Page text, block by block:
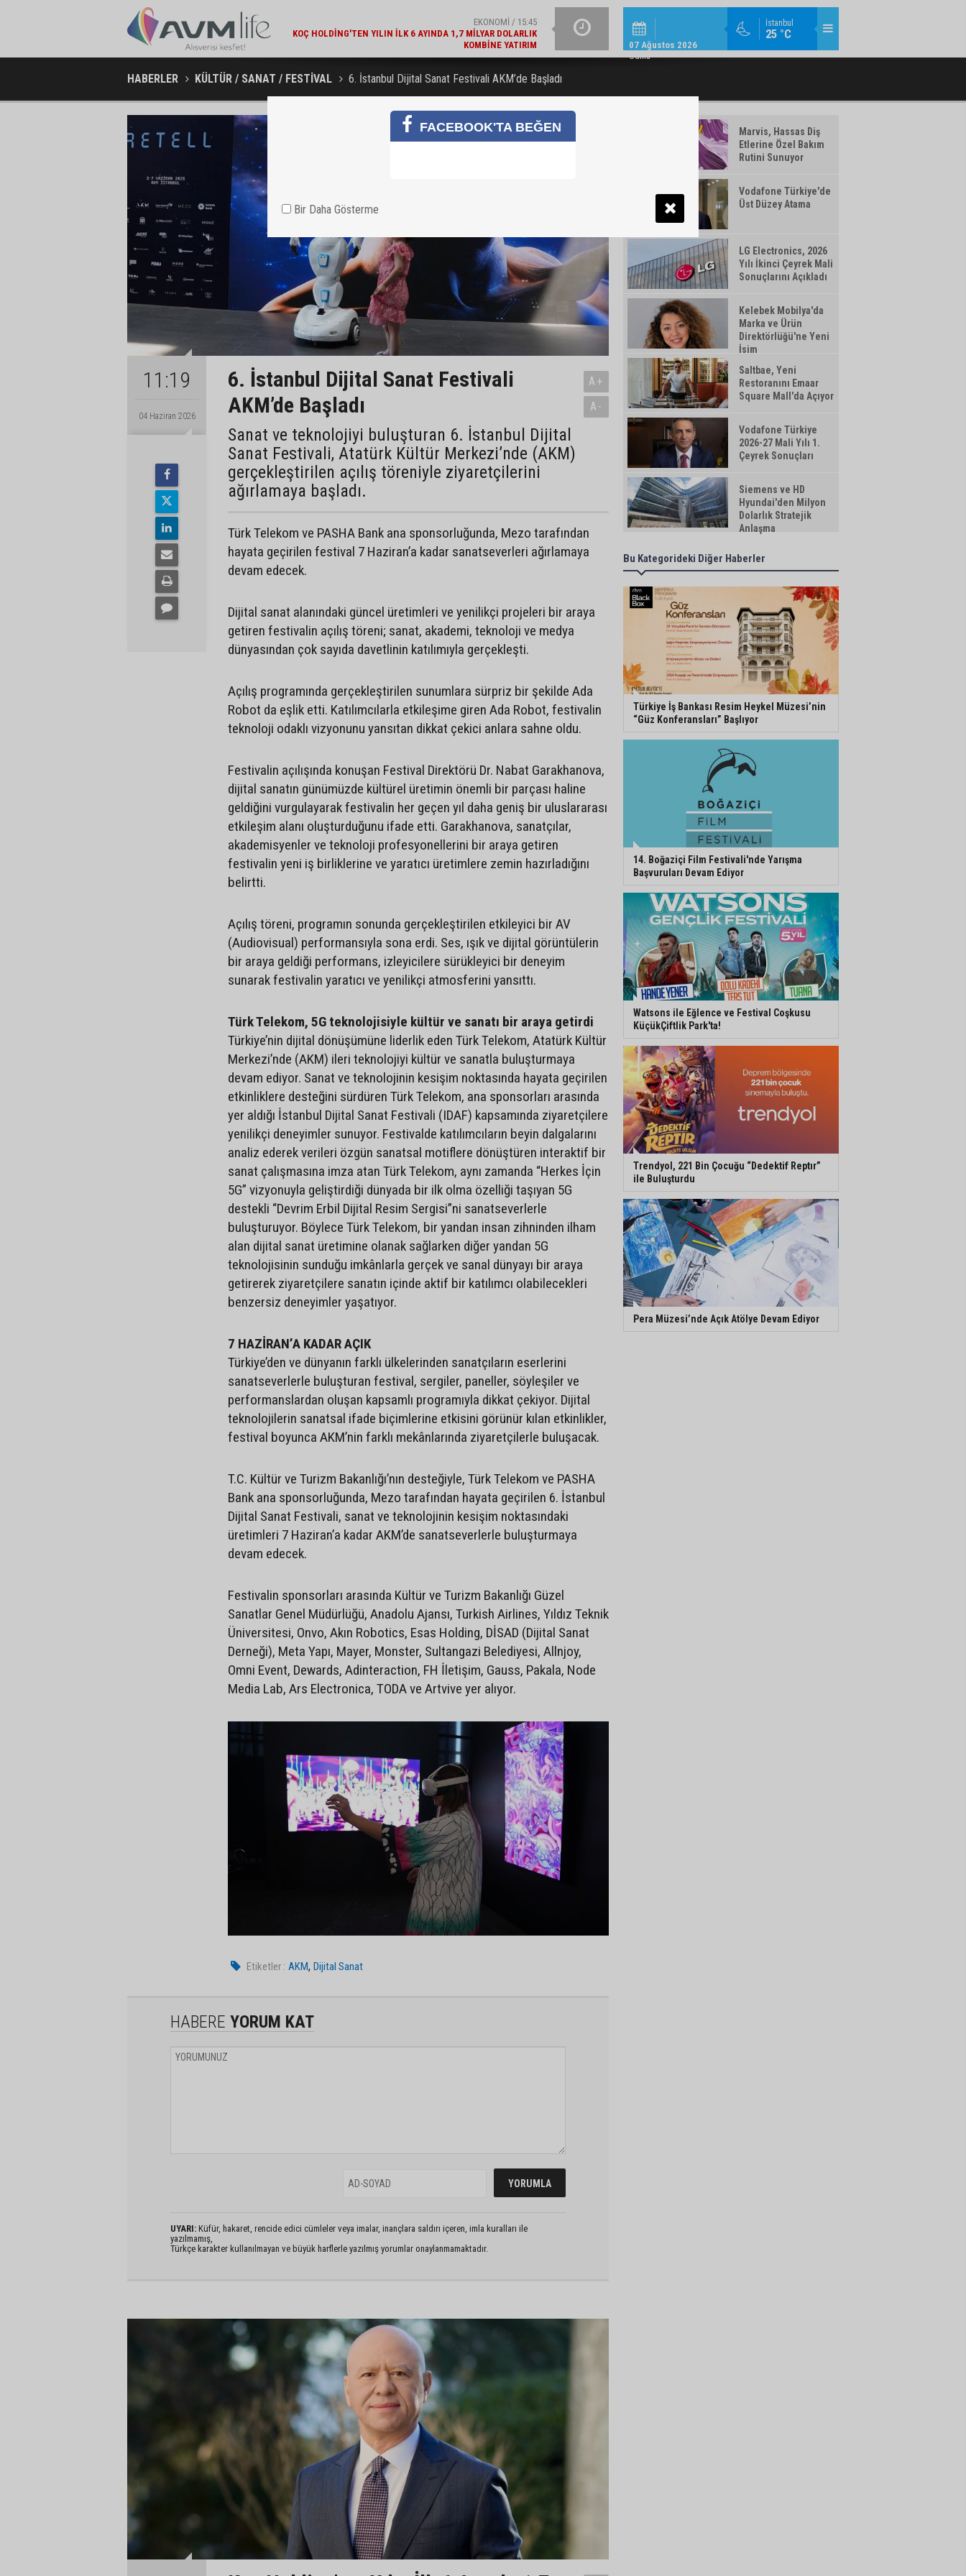
İstanbul
25 °C
07 Ağustos 2026
Cuma
EKONOMI / 15:45
KOÇ HOLDING'TEN YILIN İLK 6 AYINDA 1,7 MILYAR DOLARLIK
KOMBINE YATIRIM
GÜNCEL / 15:21
AMBALAJLI SU ÜRETICILERI DERNEĞI'NDEN 2030 UYARISI
MODA / TREND / 14:18
YAZIN IŞILTISINI TAMAMLAYAN MAKYAJ ÜRÜNLERI WATSONS
TÜRK TELEKOM’DAN YILIN İLK
HABERLER KÜLTÜR / SANAT / FESTİVAL 6. İstanbul Dijital Sanat Festivali AKM’de Başladı
11:19
04 Haziran 2026
6. İstanbul Dijital Sanat Festivali
AKM’de Başladı
Sanat ve teknolojiyi buluşturan 6. İstanbul Dijital
Sanat Festivali, Atatürk Kültür Merkezi’nde (AKM)
gerçekleştirilen açılış töreniyle ziyaretçilerini
ağırlamaya başladı.
A+
A-
Türk Telekom ve PASHA Bank ana sponsorluğunda, Mezo tarafından
hayata geçirilen festival 7 Haziran’a kadar sanatseverleri ağırlamaya
devam edecek.
Dijital sanat alanındaki güncel üretimleri ve yenilikçi projeleri bir araya
getiren festivalin açılış töreni; sanat, akademi, teknoloji ve medya
dünyasından çok sayıda davetlinin katılımıyla gerçekleşti.
Açılış programında gerçekleştirilen sunumlara sürpriz bir şekilde Ada
Robot da eşlik etti. Katılımcılarla etkileşime giren Ada Robot, festivalin
teknoloji odaklı vizyonunu yansıtan dikkat çekici anlara sahne oldu.
Festivalin açılışında konuşan Festival Direktörü Dr. Nabat Garakhanova,
dijital sanatın günümüzde kültürel üretimin önemli bir parçası haline
geldiğini vurgulayarak festivalin her geçen yıl daha geniş bir uluslararası
etkileşim alanı oluşturduğunu ifade etti. Garakhanova, sanatçılar,
akademisyenler ve teknoloji profesyonellerini bir araya getiren
festivalin yeni iş birliklerine ve yaratıcı üretimlere zemin hazırladığını
belirtti.
Açılış töreni, programın sonunda gerçekleştirilen etkileyici bir AV
(Audiovisual) performansıyla sona erdi. Ses, ışık ve dijital görüntülerin
bir araya geldiği performans, izleyicilere sürükleyici bir deneyim
sunarak festivalin yaratıcı ve yenilikçi atmosferini yansıttı.
Türk Telekom, 5G teknolojisiyle kültür ve sanatı bir araya getirdi
Türkiye’nin dijital dönüşümüne liderlik eden Türk Telekom, Atatürk Kültür
Merkezi’nde (AKM) ileri teknolojiyi kültür ve sanatla buluşturmaya
devam ediyor. Sanat ve teknolojinin kesişim noktasında hayata geçirilen
etkinliklere desteğini sürdüren Türk Telekom, ana sponsorları arasında
yer aldığı İstanbul Dijital Sanat Festivali (IDAF) kapsamında ziyaretçilere
yenilikçi deneyimler sunuyor. Festivalde katılımcıların beyin dalgalarını
analiz ederek verileri özgün sanatsal motiflere dönüştüren interaktif bir
sanat çalışmasına imza atan Türk Telekom, aynı zamanda “Herkes İçin
5G” vizyonuyla geliştirdiği dünyada bir ilk olma özelliği taşıyan 5G
destekli “Devrim Erbil Dijital Resim Sergisi”ni sanatseverlerle
buluşturuyor. Böylece Türk Telekom, bir yandan insan zihninden ilham
alan dijital sanat üretimine olanak sağlarken diğer yandan 5G
teknolojisinin sunduğu imkânlarla gerçek ve sanal dünyayı bir araya
getirerek ziyaretçilere sanatın içinde aktif bir katılımcı olabilecekleri
benzersiz deneyimler yaşatıyor.
7 HAZİRAN’A KADAR AÇIK
Türkiye’den ve dünyanın farklı ülkelerinden sanatçıların eserlerini
sanatseverlerle buluşturan festival, sergiler, paneller, söyleşiler ve
performanslardan oluşan kapsamlı programıyla dikkat çekiyor. Dijital
teknolojilerin sanatsal ifade biçimlerine etkisini görünür kılan etkinlikler,
festival boyunca AKM’nin farklı mekânlarında ziyaretçilerle buluşacak.
T.C. Kültür ve Turizm Bakanlığı’nın desteğiyle, Türk Telekom ve PASHA
Bank ana sponsorluğunda, Mezo tarafından hayata geçirilen 6. İstanbul
Dijital Sanat Festivali, sanat ve teknolojinin kesişim noktasındaki
üretimleri 7 Haziran’a kadar AKM’de sanatseverlerle buluşturmaya
devam edecek.
Festivalin sponsorları arasında Kültür ve Turizm Bakanlığı Güzel
Sanatlar Genel Müdürlüğü, Anadolu Ajansı, Turkish Airlines, Yıldız Teknik
Üniversitesi, Onvo, Akın Robotics, Esas Holding, DİSAD (Dijital Sanat
Derneği), Meta Yapı, Mayer, Monster, Sultangazi Belediyesi, Allnjoy,
Omni Event, Dewards, Adinteraction, FH İletişim, Gauss, Pakala, Node
Media Lab, Ars Electronica, TODA ve Artvive yer alıyor.
Etiketler : AKM,Dijital Sanat
HABERE YORUM KAT
UYARI: Küfür, hakaret, rencide edici cümleler veya imalar, inançlara saldırı içeren, imla kuralları ile
yazılmamış,
Türkçe karakter kullanılmayan ve büyük harflerle yazılmış yorumlar onaylanmamaktadır.
Marvis, Hassas Diş
Etlerine Özel Bakım
Rutini Sunuyor
Vodafone Türkiye'de
Üst Düzey Atama
LG Electronics, 2026
Yılı İkinci Çeyrek Mali
Sonuçlarını Açıkladı
Kelebek Mobilya'da
Marka ve Ürün
Direktörlüğü'ne Yeni
İsim
Saltbae, Yeni
Restoranını Emaar
Square Mall'da Açıyor
Vodafone Türkiye
2026-27 Mali Yılı 1.
Çeyrek Sonuçları
Siemens ve HD
Hyundai'den Milyon
Dolarlık Stratejik
Anlaşma
Bu Kategorideki Diğer Haberler
Türkiye İş Bankası Resim Heykel Müzesi’nin
“Güz Konferansları” Başlıyor
14. Boğaziçi Film Festivali'nde Yarışma
Başvuruları Devam Ediyor
Watsons ile Eğlence ve Festival Coşkusu
KüçükÇiftlik Park'ta!
Trendyol, 221 Bin Çocuğu “Dedektif Reptır”
ile Buluşturdu
Pera Müzesi’nde Açık Atölye Devam Ediyor
FACEBOOK'TA BEĞEN
Bir Daha Gösterme